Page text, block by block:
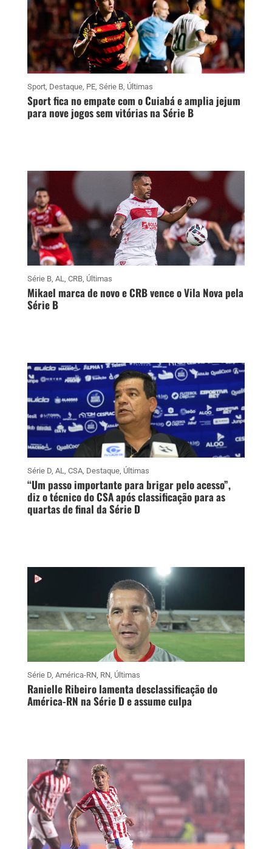
Sport, Destaque, PE, Série B, Últimas
Sport fica no empate com o Cuiabá e amplia jejum
para nove jogos sem vitórias na Série B
Série B, AL, CRB, Últimas
Mikael marca de novo e CRB vence o Vila Nova pela
Série B
Série D, AL, CSA, Destaque, Últimas
“Um passo importante para brigar pelo acesso”,
diz o técnico do CSA após classificação para as
quartas de final da Série D
Série D, América-RN, RN, Últimas
Ranielle Ribeiro lamenta desclassificação do
América-RN na Série D e assume culpa